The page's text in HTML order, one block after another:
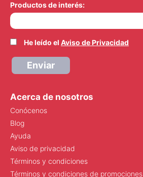
Productos de interés:
He leído el Aviso de Privacidad
Enviar
Acerca de nosotros
Conócenos
Blog
Ayuda
Aviso de privacidad
Términos y condiciones
Términos y condiciones de promociones